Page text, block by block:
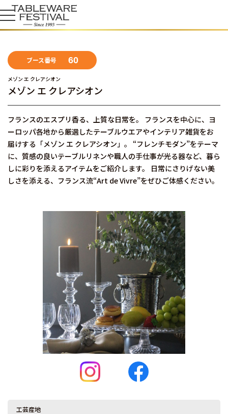
ブース番号 60
メゾン エ クレアシオン
メゾン エ クレアシオン
フランスのエスプリ香る、上質な日常を。 フランスを中心に、ヨ
ーロッパ各地から厳選したテーブルウエアやインテリア雑貨をお
届けする「メゾン エ クレアシオン」。 “フレンチモダン”をテーマ
に、質感の良いテーブルリネンや職人の手仕事が光る器など、暮ら
しに彩りを添えるアイテムをご紹介します。 日常にさりげない美
しさを添える、フランス流“Art de Vivre”をぜひご体感ください。
工芸産地